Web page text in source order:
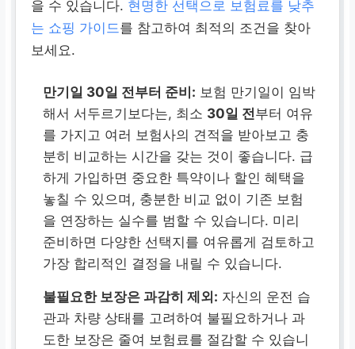
을 수 있습니다. 현명한 선택으로 보험료를 낮추
는 쇼핑 가이드를 참고하여 최적의 조건을 찾아
보세요.
만기일 30일 전부터 준비: 보험 만기일이 임박
해서 서두르기보다는, 최소 30일 전부터 여유
를 가지고 여러 보험사의 견적을 받아보고 충
분히 비교하는 시간을 갖는 것이 좋습니다. 급
하게 가입하면 중요한 특약이나 할인 혜택을
놓칠 수 있으며, 충분한 비교 없이 기존 보험
을 연장하는 실수를 범할 수 있습니다. 미리
준비하면 다양한 선택지를 여유롭게 검토하고
가장 합리적인 결정을 내릴 수 있습니다.
불필요한 보장은 과감히 제외: 자신의 운전 습
관과 차량 상태를 고려하여 불필요하거나 과
도한 보장은 줄여 보험료를 절감할 수 있습니